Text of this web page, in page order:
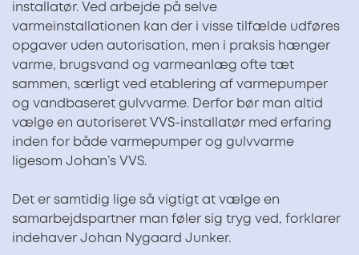
installatør. Ved arbejde på selve
varmeinstallationen kan der i visse tilfælde udføres
opgaver uden autorisation, men i praksis hænger
varme, brugsvand og varmeanlæg ofte tæt
sammen, særligt ved etablering af varmepumper
og vandbaseret gulvvarme. Derfor bør man altid
vælge en autoriseret VVS-installatør med erfaring
inden for både varmepumper og gulvvarme
ligesom Johan’s VVS.
Det er samtidig lige så vigtigt at vælge en
samarbejdspartner man føler sig tryg ved, forklarer
indehaver Johan Nygaard Junker.